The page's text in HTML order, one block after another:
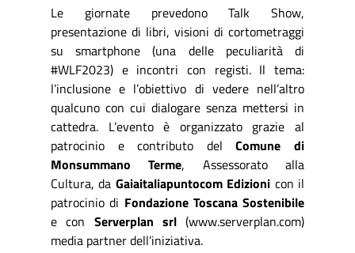
Le giornate prevedono Talk Show,
presentazione di libri, visioni di cortometraggi
su smartphone (una delle peculiarità di
#WLF2023) e incontri con registi. Il tema:
l’inclusione e l’obiettivo di vedere nell’altro
qualcuno con cui dialogare senza mettersi in
cattedra. L’evento è organizzato grazie al
patrocinio e contributo delComune di
Monsummano Terme, Assessorato alla
Cultura, da Gaiaitaliapuntocom Edizioni con il
patrocinio di Fondazione Toscana Sostenibile
e con Serverplan srl(www.serverplan.com)
media partner dell’iniziativa.